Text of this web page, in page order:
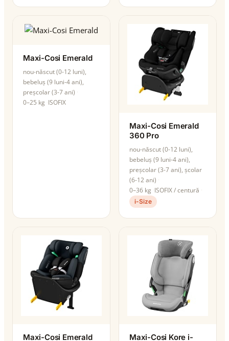
Maxi-Cosi Emerald
nou-născut (0-12 luni),
bebeluș (9 luni-4 ani),
preșcolar (3-7 ani)
0–25 kg ISOFIX
Maxi-Cosi Emerald
360 Pro
nou-născut (0-12 luni),
bebeluș (9 luni-4 ani),
preșcolar (3-7 ani), școlar
(6-12 ani)
0–36 kg ISOFIX / centură
i-Size
Maxi-Cosi Emerald
Maxi-Cosi Kore i-